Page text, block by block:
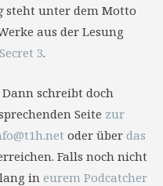
steht unter dem Motto
aus der Lesung
3.
Dann schreibt doch
Seite zur
oder über das
Falls noch nicht
in eurem Podcatcher